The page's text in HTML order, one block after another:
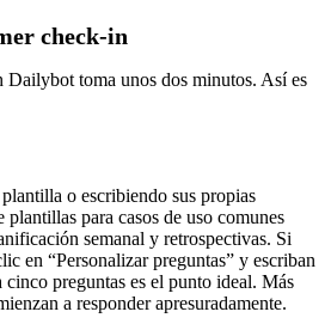
check-in
toma unos dos minutos. Así es
o escribiendo sus propias
para casos de uso comunes
semanal y retrospectivas. Si
en “Personalizar preguntas” y escriban
cinco preguntas es el punto ideal. Más
a responder apresuradamente.